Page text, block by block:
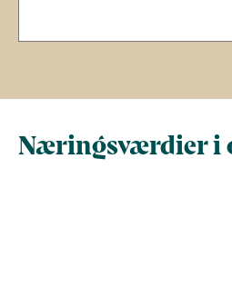
Næringsværdier i